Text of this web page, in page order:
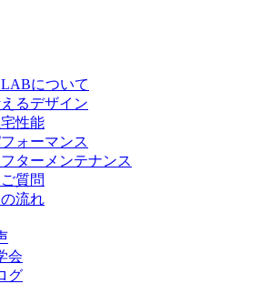
について
るデザイン
性能
ォーマンス
ターメンテナンス
質問
流れ
会
グ